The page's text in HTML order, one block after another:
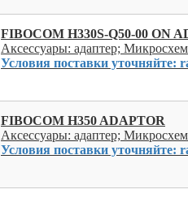
FIBOCOM H330S-Q50-00 ON
Аксессуары: адаптер;
Условия поставки уточняйте:
FIBOCOM H350 ADAPTOR
Аксессуары: адаптер;
Условия поставки уточняйте: